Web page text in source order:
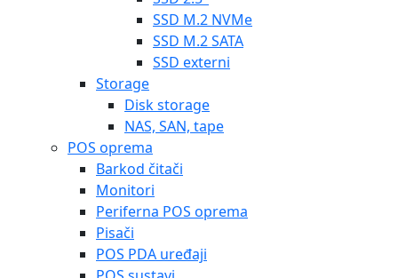
SSD M.2 NVMe
SSD M.2 SATA
SSD externi
Storage
Disk storage
NAS, SAN, tape
POS oprema
Barkod čitači
Monitori
Periferna POS oprema
Pisači
POS PDA uređaji